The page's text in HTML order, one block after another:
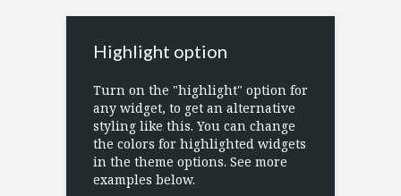
Highlight option
Turn on the "highlight" option for
any widget, to get an alternative
styling like this. You can change
the colors for highlighted widgets
in the theme options. See more
examples below.